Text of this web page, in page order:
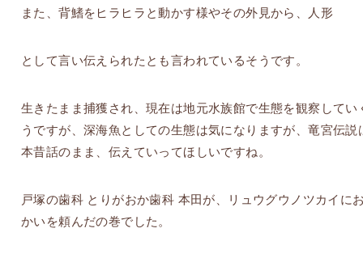
また、背鰭をヒラヒラと動かす様やその外見から、人形
として言い伝えられたとも言われているそうです。
生きたまま捕獲され、現在は地元水族館で生態を観察してい
うですが、深海魚としての生態は気になりますが、竜宮伝説
本昔話のまま、伝えていってほしいですね。
戸塚の歯科 とりがおか歯科 本田が、リュウグウノツカイに
かいを頼んだの巻でした。